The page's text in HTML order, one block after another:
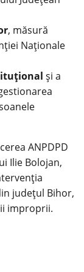
, măsură
Naționale
și a
ANPDPD
Ilie Bolojan,
județul Bihor,
improprii.